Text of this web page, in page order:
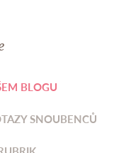
BLOGU
SNOUBENCŮ